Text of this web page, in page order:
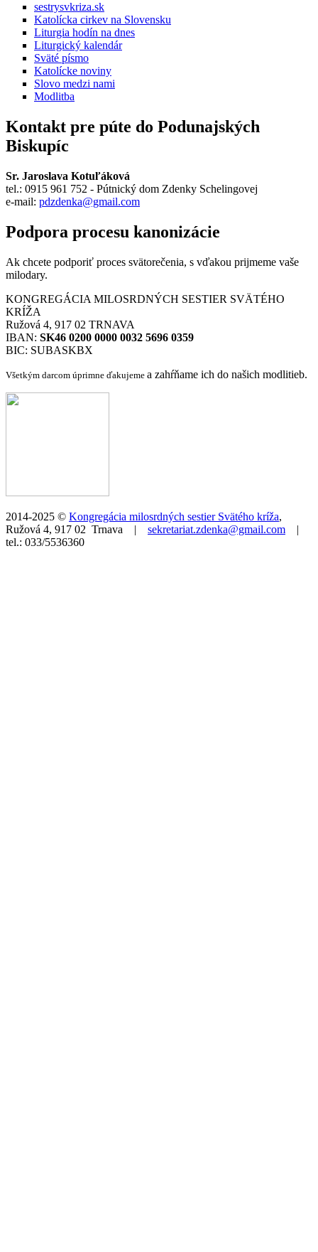
sestrysvkriza.sk
Katolícka cirkev na Slovensku
Liturgia hodín na dnes
Liturgický kalendár
Sväté písmo
Katolícke noviny
Slovo medzi nami
Modlitba
Kontakt pre púte do Podunajských
Biskupíc
Sr. Jaroslava Kotuľáková
tel.: 0915 961 752 - Pútnický dom Zdenky Schelingovej
e-mail: pdzdenka@gmail.com
Podpora procesu kanonizácie
Ak chcete podporiť proces svätorečenia, s vďakou prijmeme vaše
milodary.
KONGREGÁCIA MILOSRDNÝCH SESTIER SVÄTÉHO
KRÍŽA
Ružová 4, 917 02 TRNAVA
IBAN: SK46 0200 0000 0032 5696 0359
BIC: SUBASKBX
Všetkým darcom úprimne ďakujeme a zahŕňame ich do našich modlitieb.
2014-2025 © Kongregácia milosrdných sestier Svätého kríža,
Ružová 4, 917 02 Trnava | sekretariat.zdenka@gmail.com |
tel.: 033/5536360